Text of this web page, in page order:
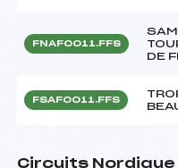
FNAF0011.FFS
DE
FSAF0011.FFS
Circuits